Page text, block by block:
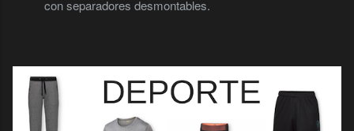
con separadores desmontables.